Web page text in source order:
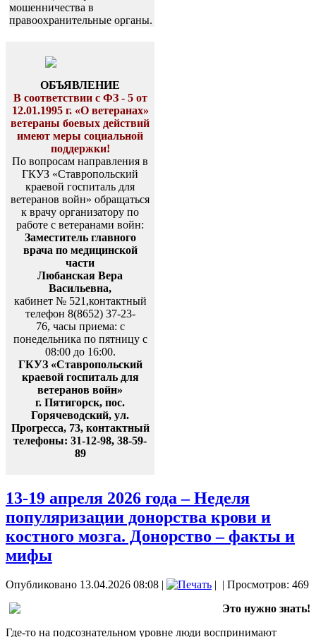
мошенничества в
правоохранительные органы.
ОБЪЯВЛЕНИЕ
В соответствии с ФЗ - 5 от
12.01.1995 г. «О ветеранах»
ветераны боевых действий
имеют меры социальной
поддержки!
По вопросам направления в
ГКУЗ «Ставропольский
краевой госпиталь для
ветеранов войн» обращаться
к врачу организатору по
работе с ветеранами войн:
Заместитель главного
врача по медицинской
части
Любанская Вера
Васильевна,
кабинет № 521,контактный
телефон 8(8652) 37-23-
76, часы приема: с
понедельника по пятницу с
08:00 до 16:00.
ГКУЗ «Ставропольский
краевой госпиталь для
ветеранов войн»
г. Пятигорск, пос.
Горячеводский, ул.
Прогресса, 73, контактный
телефоны: 31-12-98, 38-59-
89
13-19 апреля 2026 года – Неделя
популяризации донорства крови и
костного мозга. Донорство – факты и
мифы
Опубликовано 13.04.2026 08:08 | | | Просмотров: 469
Это нужно знать!
Где-то на подсознательном уровне люди воспринимают